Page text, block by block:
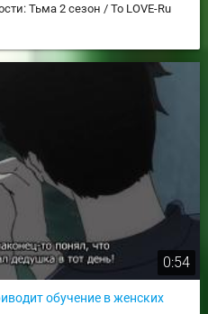
Тьма 2 сезон / To LOVE-Ru
0:54
обучение в женских